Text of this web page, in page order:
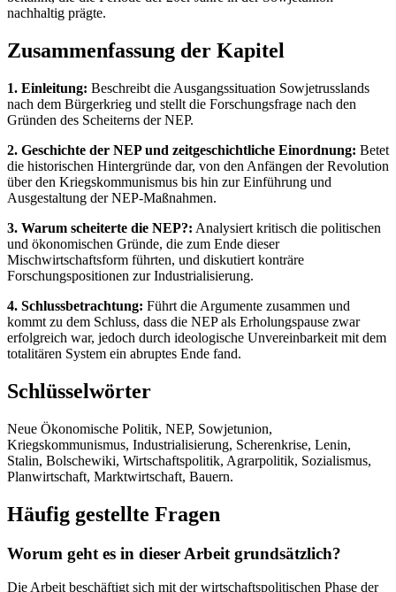
nachhaltig prägte.
Zusammenfassung der Kapitel
1. Einleitung: Beschreibt die Ausgangssituation Sowjetrusslands
nach dem Bürgerkrieg und stellt die Forschungsfrage nach den
Gründen des Scheiterns der NEP.
2. Geschichte der NEP und zeitgeschichtliche Einordnung: Betet
die historischen Hintergründe dar, von den Anfängen der Revolution
über den Kriegskommunismus bis hin zur Einführung und
Ausgestaltung der NEP-Maßnahmen.
3. Warum scheiterte die NEP?: Analysiert kritisch die politischen
und ökonomischen Gründe, die zum Ende dieser
Mischwirtschaftsform führten, und diskutiert konträre
Forschungspositionen zur Industrialisierung.
4. Schlussbetrachtung: Führt die Argumente zusammen und
kommt zu dem Schluss, dass die NEP als Erholungspause zwar
erfolgreich war, jedoch durch ideologische Unvereinbarkeit mit dem
totalitären System ein abruptes Ende fand.
Schlüsselwörter
Neue Ökonomische Politik, NEP, Sowjetunion,
Kriegskommunismus, Industrialisierung, Scherenkrise, Lenin,
Stalin, Bolschewiki, Wirtschaftspolitik, Agrarpolitik, Sozialismus,
Planwirtschaft, Marktwirtschaft, Bauern.
Häufig gestellte Fragen
Worum geht es in dieser Arbeit grundsätzlich?
Die Arbeit beschäftigt sich mit der wirtschaftspolitischen Phase der